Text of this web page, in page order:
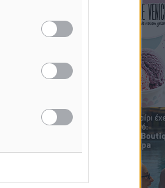
Ρόδος:
ναυτικός
Τοπικές
Airbnb:
με «όχημα»
•
Ενίσχυση
βούληση
αφαίρεση»